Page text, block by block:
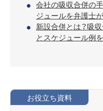
会社の吸収合併の
ジュールを弁護士
新設合併とは？吸
とスケジュール例
お役立ち資料